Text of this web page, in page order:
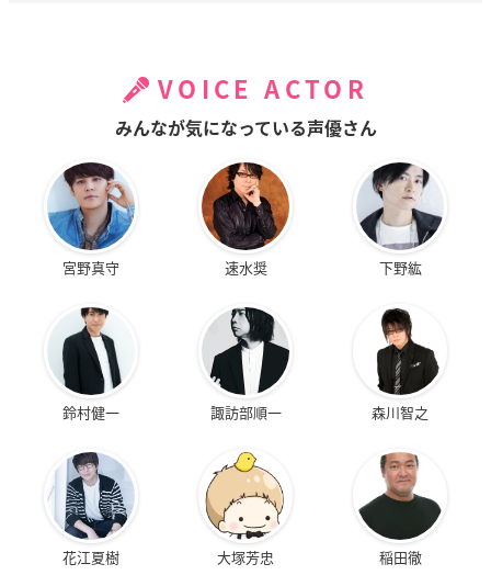
VOICE ACTOR
みんなが気になっている声優さん
宮野真守 速水奨 下野紘
鈴村健一 諏訪部順一 森川智之
花江夏樹 大塚芳忠 稲田徹